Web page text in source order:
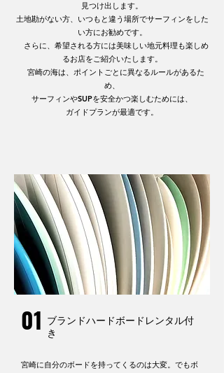
見つけ出します。
土地勘がない方、いつもと違う場所でサーフィンをした
い方にお勧めです。
さらに、希望される方には美味しい地元料理も楽しめ
るお店をご紹介いたします。
宮崎の海は、ポイントごとに異なるルールがあるた
め、
サーフィンやSUPを安全かつ楽しむためには、
ガイドプランが最適です。
01 ブランドハードボードレンタル付
き
宮崎に自分のボードを持ってくるのは大変。でもボ